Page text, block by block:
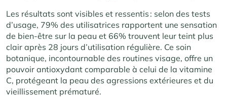
Les résultats sont visibles et ressentis : selon des tests
d’usage, 79% des utilisatrices rapportent une sensation
de bien-être sur la peau et 66% trouvent leur teint plus
clair après 28 jours d’utilisation régulière. Ce soin
botanique, incontournable des routines visage, offre un
pouvoir antioxydant comparable à celui de la vitamine
C, protégeant la peau des agressions extérieures et du
vieillissement prématuré.